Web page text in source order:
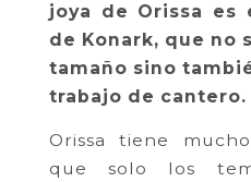
joya de Orissa es
de Konark, que no
tamaño sino
trabajo de cantero.
Orissa tiene
que solo los